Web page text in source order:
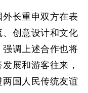
长重申双方在表
创意设计和文化
调上述合作也将
展和游客往来，
国人民传统友谊